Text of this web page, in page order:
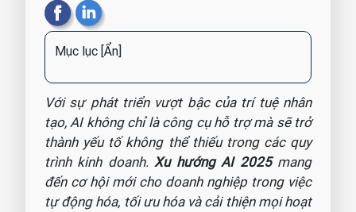
Mục lục [Ẩn]
Với sự phát triển vượt bậc của trí tuệ nhân
tạo, AI không chỉ là công cụ hỗ trợ mà sẽ trở
thành yếu tố không thể thiếu trong các quy
trình kinh doanh.Xu hướng AI 2025mang
đến cơ hội mới cho doanh nghiệp trong việc
tự động hóa, tối ưu hóa và cải thiện mọi hoạt